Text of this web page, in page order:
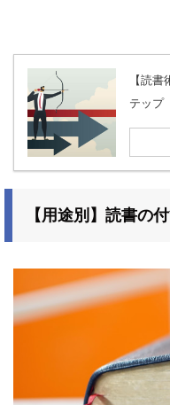
【読
テップ
【用途別】読書の